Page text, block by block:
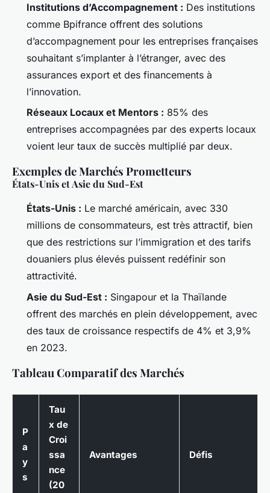
Institutions d’Accompagnement : Des institutions
comme Bpifrance offrent des solutions
d’accompagnement pour les entreprises françaises
souhaitant s’implanter à l’étranger, avec des
assurances export et des financements à
l’innovation.
Réseaux Locaux et Mentors : 85% des
entreprises accompagnées par des experts locaux
voient leur taux de succès multiplié par deux.
Exemples de Marchés Prometteurs
États-Unis et Asie du Sud-Est
États-Unis : Le marché américain, avec 330
millions de consommateurs, est très attractif, bien
que des restrictions sur l’immigration et des tarifs
douaniers plus élevés puissent redéfinir son
attractivité.
Asie du Sud-Est : Singapour et la Thaïlande
offrent des marchés en plein développement, avec
des taux de croissance respectifs de 4% et 3,9%
en 2023.
Tableau Comparatif des Marchés
P
a
y
s
Tau
x de
Croi
ssa
nce
(20
Avantages Défis